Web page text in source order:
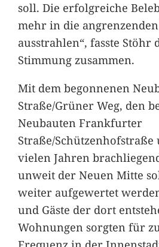
soll. Die erfolgreiche
mehr in die
ausstrahlen“, fasste Stöhr
Stimmung zusammen.
Mit dem begonnenen
Straße/Grüner Weg, den
Neubauten Frankfurter
Straße/Schützenhofstraße
vielen Jahren
unweit der Neuen Mitte
weiter aufgewertet
und Gäste der dort
Wohnungen sorgten für